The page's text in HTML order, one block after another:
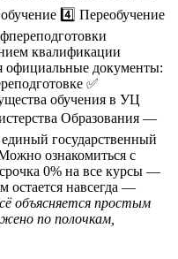
4️⃣ Переобучение
квалификации
официальные документы:
✅
обучения в УЦ
Образования —
государственный
ознакомиться с
0% на все курсы —
остается навсегда —
объясняется простым
по полочкам,